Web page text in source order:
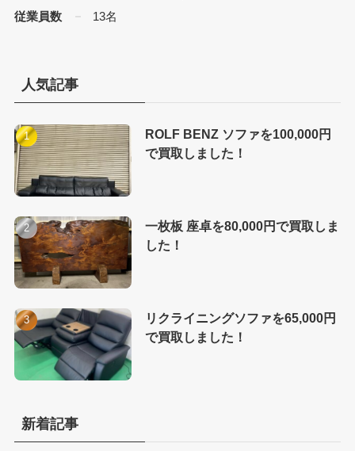
従業員数
13名
人気記事
ROLF BENZ ソファを100,000円
で買取しました！
一枚板 座卓を80,000円で買取しま
した！
リクライニングソファを65,000円
で買取しました！
新着記事